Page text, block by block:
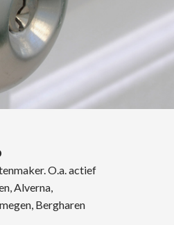
O.a. actief
Alverna,
Bergharen